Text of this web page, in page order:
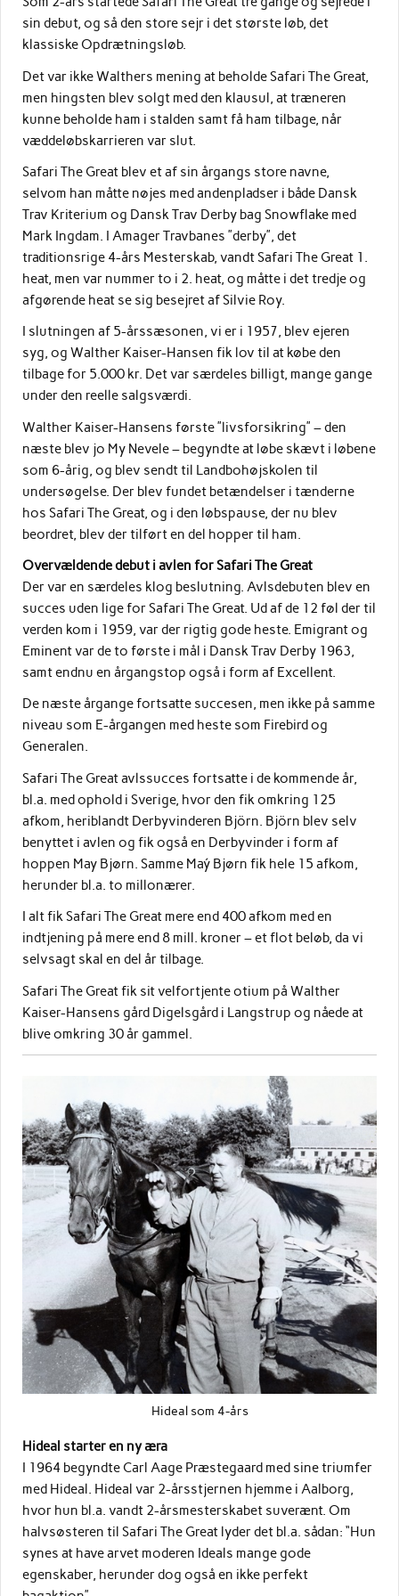
sin debut, og så den store sejr i det største løb, det
klassiske Opdrætningsløb.
Det var ikke Walthers mening at beholde Safari The Great,
men hingsten blev solgt med den klausul, at træneren
kunne beholde ham i stalden samt få ham tilbage, når
væddeløbskarrieren var slut.
Safari The Great blev et af sin årgangs store navne,
selvom han måtte nøjes med andenpladser i både Dansk
Trav Kriterium og Dansk Trav Derby bag Snowflake med
Mark Ingdam. I Amager Travbanes ”derby”, det
traditionsrige 4-års Mesterskab, vandt Safari The Great 1.
heat, men var nummer to i 2. heat, og måtte i det tredje og
afgørende heat se sig besejret af Silvie Roy.
I slutningen af 5-årssæsonen, vi er i 1957, blev ejeren
syg, og Walther Kaiser-Hansen fik lov til at købe den
tilbage for 5.000 kr. Det var særdeles billigt, mange gange
under den reelle salgsværdi.
Walther Kaiser-Hansens første ”livsforsikring” – den
næste blev jo My Nevele – begyndte at løbe skævt i løbene
som 6-årig, og blev sendt til Landbohøjskolen til
undersøgelse. Der blev fundet betændelser i tænderne
hos Safari The Great, og i den løbspause, der nu blev
beordret, blev der tilført en del hopper til ham.
Overvældende debut i avlen for Safari The Great
Der var en særdeles klog beslutning. Avlsdebuten blev en
succes uden lige for Safari The Great. Ud af de 12 føl der til
verden kom i 1959, var der rigtig gode heste. Emigrant og
Eminent var de to første i mål i Dansk Trav Derby 1963,
samt endnu en årgangstop også i form af Excellent.
De næste årgange fortsatte succesen, men ikke på samme
niveau som E-årgangen med heste som Firebird og
Generalen.
Safari The Great avlssucces fortsatte i de kommende år,
bl.a. med ophold i Sverige, hvor den fik omkring 125
afkom, heriblandt Derbyvinderen Björn. Björn blev selv
benyttet i avlen og fik også en Derbyvinder i form af
hoppen May Bjørn. Samme Maý Bjørn fik hele 15 afkom,
herunder bl.a. to millonærer.
I alt fik Safari The Great mere end 400 afkom med en
indtjening på mere end 8 mill. kroner – et flot beløb, da vi
selvsagt skal en del år tilbage.
Safari The Great fik sit velfortjente otium på Walther
Kaiser-Hansens gård Digelsgård i Langstrup og nåede at
blive omkring 30 år gammel.
Hideal som 4-års
Hideal starter en ny æra
I 1964 begyndte Carl Aage Præstegaard med sine triumfer
med Hideal. Hideal var 2-årsstjernen hjemme i Aalborg,
hvor hun bl.a. vandt 2-årsmesterskabet suverænt. Om
halvsøsteren til Safari The Great lyder det bl.a. sådan: “Hun
synes at have arvet moderen Ideals mange gode
egenskaber, herunder dog også en ikke perfekt